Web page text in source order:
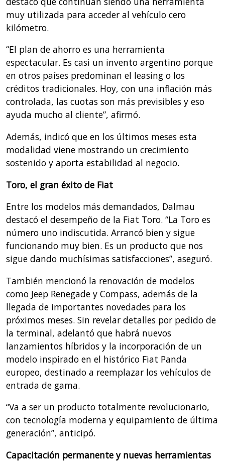
muy utilizada para acceder al vehículo cero
kilómetro.
“El plan de ahorro es una herramienta
espectacular. Es casi un invento argentino porque
en otros países predominan el leasing o los
créditos tradicionales. Hoy, con una inflación más
controlada, las cuotas son más previsibles y eso
ayuda mucho al cliente”, afirmó.
Además, indicó que en los últimos meses esta
modalidad viene mostrando un crecimiento
sostenido y aporta estabilidad al negocio.
Toro, el gran éxito de Fiat
Entre los modelos más demandados, Dalmau
destacó el desempeño de la Fiat Toro. “La Toro es
número uno indiscutida. Arrancó bien y sigue
funcionando muy bien. Es un producto que nos
sigue dando muchísimas satisfacciones”, aseguró.
También mencionó la renovación de modelos
como Jeep Renegade y Compass, además de la
llegada de importantes novedades para los
próximos meses. Sin revelar detalles por pedido de
la terminal, adelantó que habrá nuevos
lanzamientos híbridos y la incorporación de un
modelo inspirado en el histórico Fiat Panda
europeo, destinado a reemplazar los vehículos de
entrada de gama.
“Va a ser un producto totalmente revolucionario,
con tecnología moderna y equipamiento de última
generación”, anticipó.
Capacitación permanente y nuevas herramientas